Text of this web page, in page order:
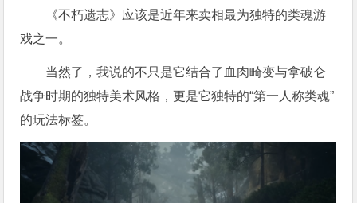
《不朽遗志》应该是近年来卖相最为独特的类魂游
戏之一。
当然了，我说的不只是它结合了血肉畸变与拿破仑
战争时期的独特美术风格，更是它独特的“第一人称类魂”
的玩法标签。